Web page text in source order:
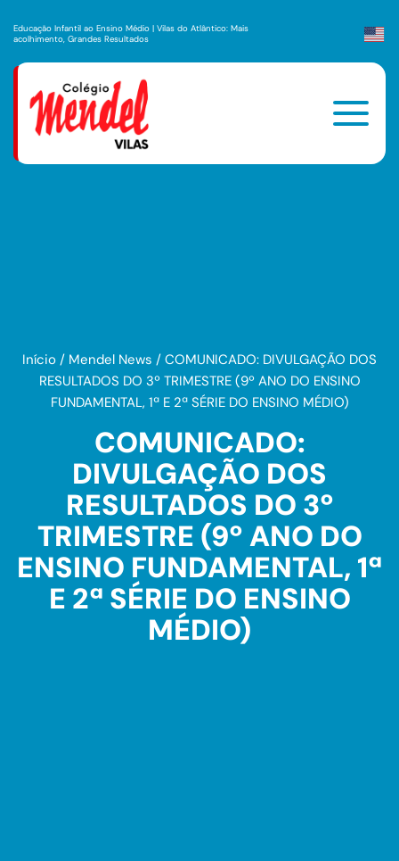
Educação Infantil ao Ensino Médio | Vilas do Atlântico: Mais
acolhimento, Grandes Resultados
Início / Mendel News / COMUNICADO: DIVULGAÇÃO DOS
RESULTADOS DO 3º TRIMESTRE (9º ANO DO ENSINO
FUNDAMENTAL, 1ª E 2ª SÉRIE DO ENSINO MÉDIO)
COMUNICADO:
DIVULGAÇÃO DOS
RESULTADOS DO 3º
TRIMESTRE (9º ANO DO
ENSINO FUNDAMENTAL, 1ª
E 2ª SÉRIE DO ENSINO
MÉDIO)